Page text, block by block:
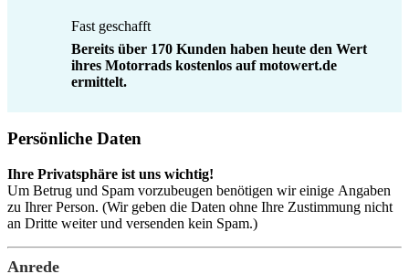
Fast geschafft
Bereits über 170 Kunden haben heute den Wert
ihres Motorrads kostenlos auf motowert.de
ermittelt.
Persönliche Daten
Ihre Privatsphäre ist uns wichtig!
Um Betrug und Spam vorzubeugen benötigen wir einige Angaben
zu Ihrer Person. (Wir geben die Daten ohne Ihre Zustimmung nicht
an Dritte weiter und versenden kein Spam.)
Anrede